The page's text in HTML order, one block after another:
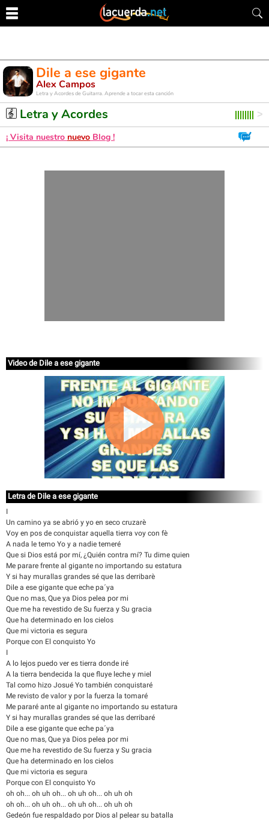
Dile a ese gigante
Alex Campos
Letra y Acordes de Guitarra. Aprende a tocar esta canción
Letra y Acordes
¡ Visita nuestro nuevo Blog !
Video de Dile a ese gigante
Letra de Dile a ese gigante
I
Un camino ya se abrió y yo en seco cruzarè
Voy en pos de conquistar aquella tierra voy con fè
A nada le temo Yo y a nadie temeré
Que si Dios está por mí, ¿Quién contra mí? Tu dime quien
Me parare frente al gigante no importando su estatura
Y si hay murallas grandes sé que las derribarè
Dile a ese gigante que eche pa´ya
Que no mas, Que ya Dios pelea por mi
Que me ha revestido de Su fuerza y Su gracia
Que ha determinado en los cielos
Que mi victoria es segura
Porque con El conquisto Yo
I
A lo lejos puedo ver es tierra donde iré
A la tierra bendecida la que fluye leche y miel
Tal como hizo Josué Yo también conquistaré
Me revisto de valor y por la fuerza la tomaré
Me pararé ante al gigante no importando su estatura
Y si hay murallas grandes sé que las derribaré
Dile a ese gigante que eche pa´ya
Que no mas, Que ya Dios pelea por mi
Que me ha revestido de Su fuerza y Su gracia
Que ha determinado en los cielos
Que mi victoria es segura
Porque con El conquisto Yo
oh oh... oh uh oh... oh uh oh... oh uh oh
oh oh... oh uh oh... oh uh oh... oh uh oh
Gedeón fue respaldado por Dios al pelear su batalla